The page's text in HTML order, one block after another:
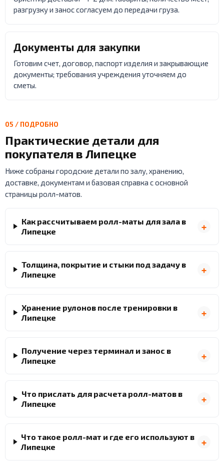
разгрузку и занос согласуем до передачи груза.
Документы для закупки
Готовим счет, договор, паспорт изделия и закрывающие
документы; требования учреждения уточняем до
сметы.
05 / ПОДРОБНО
Практические детали для
покупателя в Липецке
Ниже собраны городские детали по залу, хранению,
доставке, документам и базовая справка с основной
страницы ролл-матов.
Как рассчитываем ролл-маты для зала в
Липецке
Толщина, покрытие и стыки под задачу в
Липецке
Хранение рулонов после тренировки в
Липецке
Получение через терминал и занос в
Липецке
Что прислать для расчета ролл-матов в
Липецке
Что такое ролл-мат и где его используют в
Липецке